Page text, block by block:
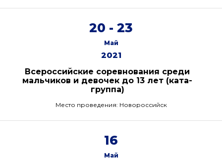
20 - 23
Май
2021
Всероссийские соревнования среди
мальчиков и девочек до 13 лет (ката-
группа)
Место проведения: Новороссийск
16
Май